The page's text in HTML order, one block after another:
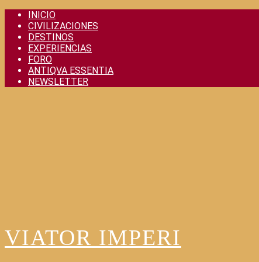
Skip
content
INICIO
CIVILIZACIONES
DESTINOS
EXPERIENCIAS
FORO
ANTIQVA ESSENTIA
NEWSLETTER
VIATOR IMPERI